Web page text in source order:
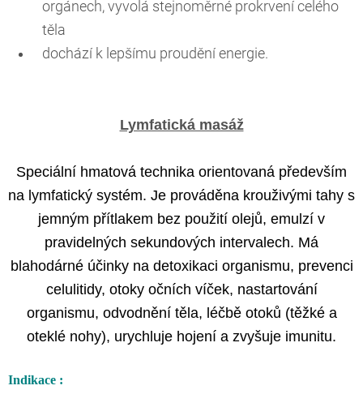
orgánech, vyvolá stejnoměrné prokrvení celého
těla
dochází k lepšímu proudění energie.
Lymfatická masáž
Speciální hmatová technika orientovaná především
na lymfatický systém. Je prováděna krouživými tahy s
jemným přítlakem bez použití olejů, emulzí v
pravidelných sekundových intervalech. Má
blahodárné účinky na detoxikaci organismu, prevenci
celulitidy, otoky očních víček, nastartování
organismu, odvodnění těla, léčbě otoků (těžké a
oteklé nohy), urychluje hojení a zvyšuje imunitu.
Indikace :